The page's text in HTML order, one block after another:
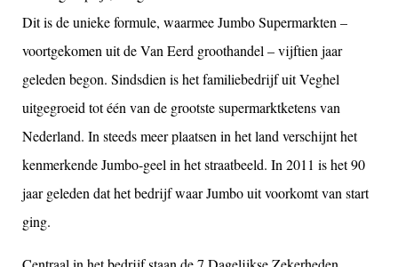
Dit is de unieke formule, waarmee Jumbo Supermarkten –
voortgekomen uit de Van Eerd groothandel – vijftien jaar
geleden begon. Sindsdien is het familiebedrijf uit Veghel
uitgegroeid tot één van de grootste supermarktketens van
Nederland. In steeds meer plaatsen in het land verschijnt het
kenmerkende Jumbo-geel in het straatbeeld. In 2011 is het 90
jaar geleden dat het bedrijf waar Jumbo uit voorkomt van start
ging.